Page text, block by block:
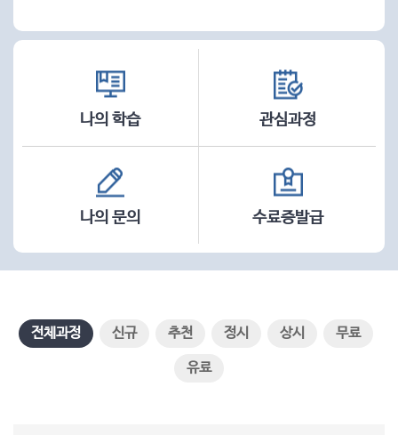
나의 학습 관심과정
나의 문의 수료증발급
전체과정 신규 추천 정시 상시 무료
유료